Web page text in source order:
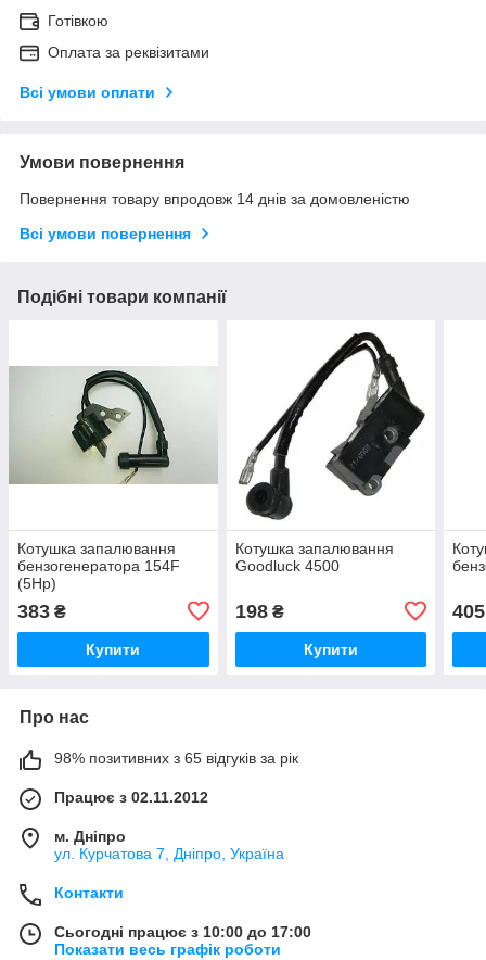
Готівкою
Оплата за реквізитами
Всі умови оплати
Умови повернення
Повернення товару впродовж 14 днів за домовленістю
Всі умови повернення
Подібні товари компанії
Котушка запалювання
бензогенератора 154F
(5Hp)
383 ₴
Купити
Котушка запалювання
Goodluck 4500
198₴
Купити
405
Про нас
98% позитивних з 65 відгуків за рік
Працює з 02.11.2012
м. Дніпро
ул. Курчатова 7, Дніпро, Україна
Контакти
Сьогодні працює з 10:00 до 17:00
Показати весь графік роботи